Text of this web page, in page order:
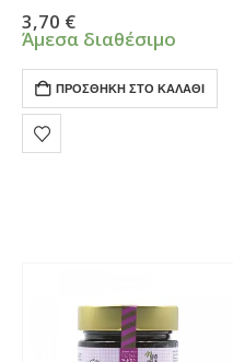
Bee Bros χωρίς προθήκη
ζάχαρης!
3,70 €
Άμεσα διαθέσιμο
ΠΡΟΣΘΉΚΗ ΣΤΟ ΚΑΛΆΘΙ